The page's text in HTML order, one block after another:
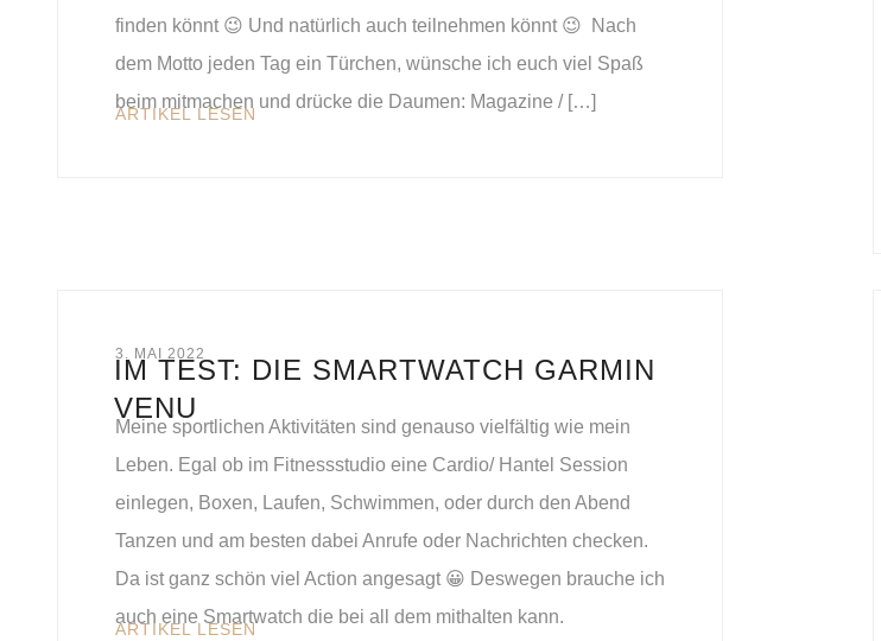
finden könnt 😉 Und natürlich auch teilnehmen könnt 😉 Nach
dem Motto jeden Tag ein Türchen, wünsche ich euch viel Spaß
beim mitmachen und drücke die Daumen: Magazine / […]
ARTIKEL LESEN
3. MAI 2022
IM TEST: DIE SMARTWATCH GARMIN
VENU
Meine sportlichen Aktivitäten sind genauso vielfältig wie mein
Leben. Egal ob im Fitnessstudio eine Cardio/ Hantel Session
einlegen, Boxen, Laufen, Schwimmen, oder durch den Abend
Tanzen und am besten dabei Anrufe oder Nachrichten checken.
Da ist ganz schön viel Action angesagt 😀 Deswegen brauche ich
auch eine Smartwatch die bei all dem mithalten kann.
ARTIKEL LESEN